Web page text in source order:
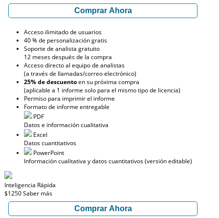
Comprar Ahora
Acceso ilimitado de usuarios
40 % de personalización gratis
Soporte de analista gratuito
12 meses después de la compra
Acceso directo al equipo de analistas
(a través de llamadas/correo electrónico)
25% de descuentoen su próxima compra
(aplicable a 1 informe solo para el mismo tipo de licencia)
Permiso para imprimir el informe
Formato de informe entregable
PDF
Datos e información cualitativa
Excel
Datos cuantitativos
PowerPoint
Información cualitativa y datos cuantitativos (versión editable)
Inteligencia Rápida
$1250Saber más
Comprar Ahora